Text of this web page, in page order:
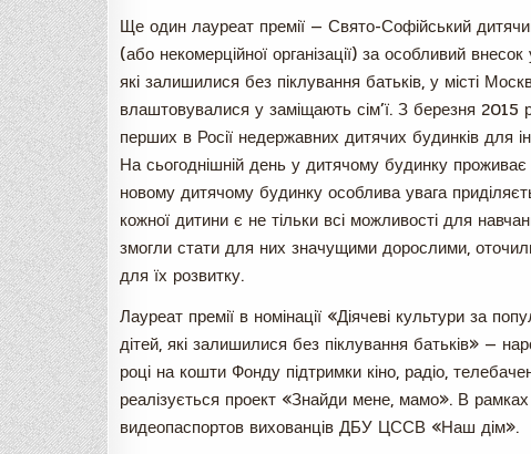
Ще один лауреат премії — Свято-Софійський
(або некомерційної організації) за особливий
які залишилися без піклування батьків, у місті
влаштовувалися у заміщають сім’ї. З березня
перших в Росії недержавних дитячих будинків для
На сьогоднішній день у дитячому будинку
новому дитячому будинку особлива увага
кожної дитини є не тільки всі можливості для
змогли стати для них значущими дорослими,
для їх розвитку.
Лауреат премії в номінації «Діячеві культури за
дітей, які залишилися без піклування батьків» —
році на кошти Фонду підтримки кіно, радіо,
реалізується проект «Знайди мене, мамо». В
видеопаспортов вихованців ДБУ ЦССВ «Наш дім».